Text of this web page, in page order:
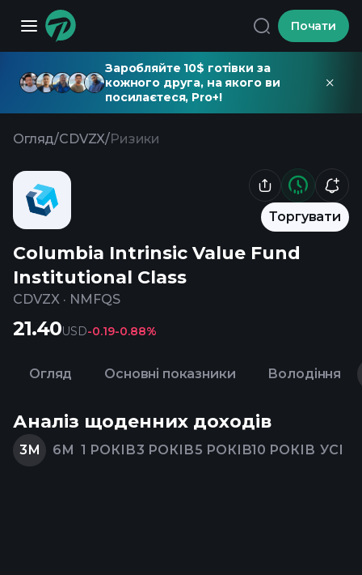
Почати
Заробляйте 10$ готівки за
кожного друга, на якого ви
посилаєтеся, Pro+!
Огляд/CDVZX/Ризики
Торгувати
Columbia Intrinsic Value Fund
Institutional Class
CDVZX · NMFQS
21.40USD-0.19-0.88%
Огляд Основні показники Володіння
Аналіз щоденних доходів
3М 6М 1 РОКІВ3 РОКІВ5 РОКІВ10 РОКІВ УСІ